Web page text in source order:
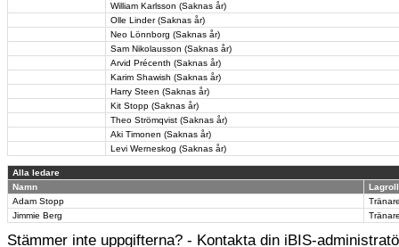
William Karlsson (Saknas år)
Olle Linder (Saknas år)
Neo Lönnborg (Saknas år)
Sam Nikolausson (Saknas år)
Arvid Précenth (Saknas år)
Karim Shawish (Saknas år)
Harry Steen (Saknas år)
Kit Stopp (Saknas år)
Theo Strömqvist (Saknas år)
Aki Timonen (Saknas år)
Levi Werneskog (Saknas år)
Alla ledare
Namn
Lagroll
Adam Stopp
Jimmie Berg
Stämmer inte uppgifterna? - Kontakta din iBIS-